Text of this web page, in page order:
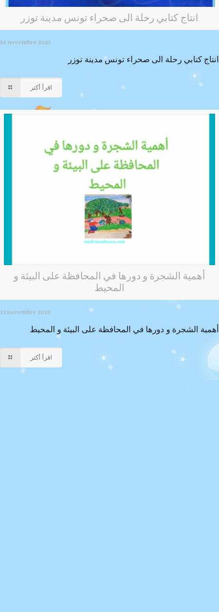
انتاج كتابي رحلة الى صحراء تونس مدينة توزر
24 novembre 2023
انتاج كتابي رحلة الى صحراء تونس مدينة توزر
اقرأ أكثر
أهمية الشجرة و دورها في المحافظة على البيئة و
المحيط
11 novembre 2023
أهمية الشجرة و دورها في المحافظة على البيئة و المحيط
اقرأ أكثر